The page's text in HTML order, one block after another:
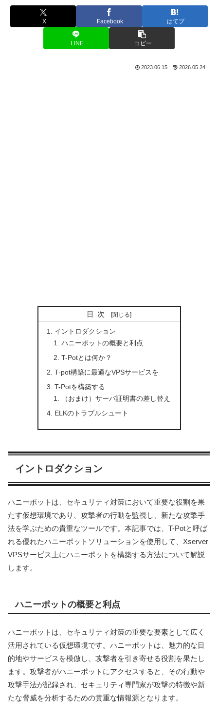
X Facebook はてブ
LINE コピー
2023.06.15 2026.05.24
目次
イントロダクション
ハニーポットの概要と利点
T-Potとは何か？
T-pot構築に最適なVPSサービスを
T-Potを構築する
（おまけ）サーバ証明書の差し替え
ELKのトラブルシュート
イントロダクション
ハニーポットは、セキュリティ対策において重要な役割を果
たす仮想環境であり、攻撃者の行動を監視し、新たな攻撃手
法を学ぶための貴重なツールです。本記事では、T-Potと呼ば
れる優れたハニーポットソリューションを使用して、Xserver
VPSサービス上にハニーポットを構築する方法について解説
します。
ハニーポットの概要と利点
ハニーポットは、セキュリティ対策の重要な要素として広く
活用されている仮想環境です。ハニーポットは、魅力的な目
的地やサービスを模倣し、攻撃者を引き寄せる役割を果たし
ます。攻撃者がハニーポットにアクセスすると、その行動や
攻撃手法が記録され、セキュリティ専門家が攻撃の特徴や新
たな脅威を分析するための貴重な情報源となります。